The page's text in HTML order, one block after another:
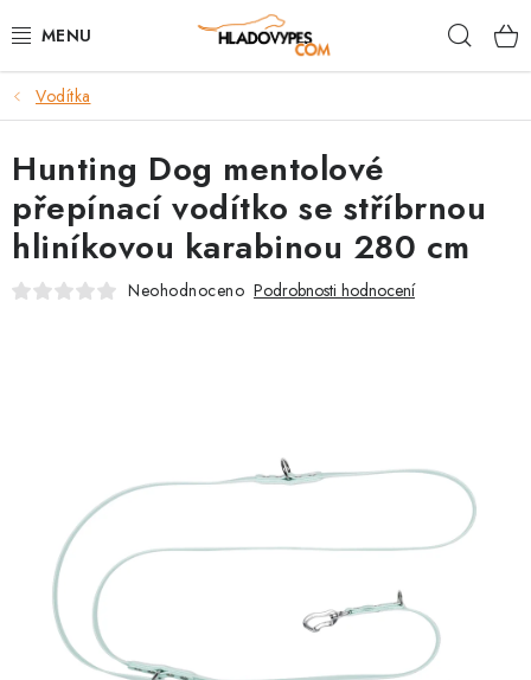
na
POTŘEBY PRO PSY
TAMI PŘEPRAVNÍ BOXY
SPORT SE PSEM
BACK ON TRACK
PRODEJNA
SLUŽBY
Vodítka
Hunting Dog mentolové
přepínací vodítko se stříbrnou
hliníkovou karabinou 280 cm
Neohodnoceno Podrobnosti hodnocení